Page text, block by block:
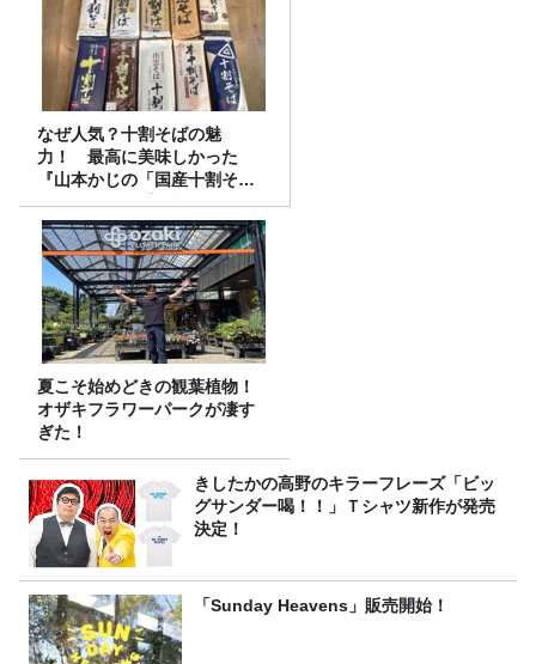
なぜ人気？十割そばの魅
力！ 最高に美味しかった
『山本かじの「国産十割そ
ば」』とは？【十割そば10種
食べ比べ】
夏こそ始めどきの観葉植物！
オザキフラワーパークが凄す
ぎた！
きしたかの高野のキラーフレーズ「ビッ
グサンダー喝！！」Ｔシャツ新作が発売
決定！
「Sunday Heavens」販売開始！